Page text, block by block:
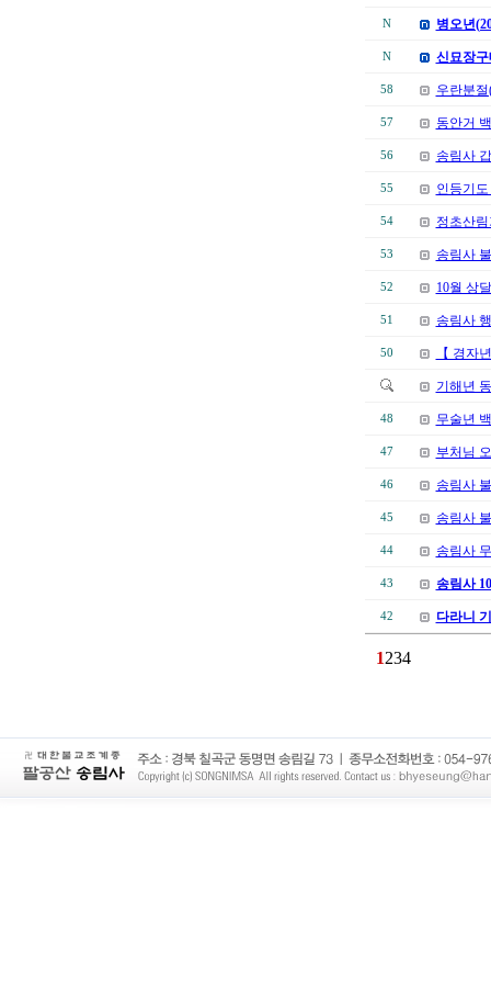
N 병오년
N 신묘장
58 우란분
57 동안거
56 송림사
55 인등기
54 정초산
53 송림사
52 10월 상
51 송림사
50 【 경자
기해년
48 무술년
47 부처님
46 송림사
45 송림사
44 송림사
43 송림사
42 다라니
1234